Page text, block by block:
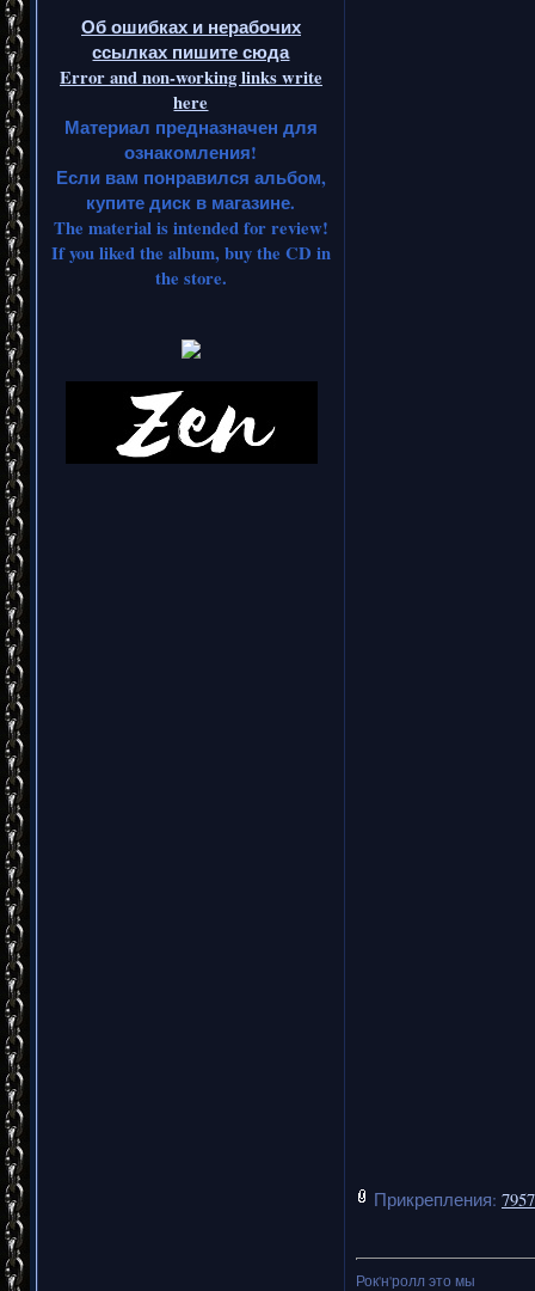
Об ошибках и нерабочих
ссылках пишите сюда
Error and non-working links write
here
Материал предназначен для
ознакомления!
Если вам понравился альбом,
купите диск в магазине.
The material is intended for review!
If you liked the album, buy the CD in
the store.
Прикрепления:
Рок'н'ролл это мы